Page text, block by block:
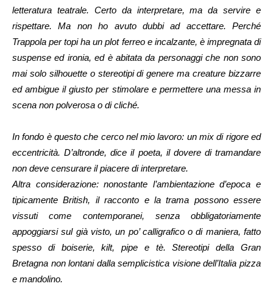
letteratura teatrale. Certo da interpretare, ma da servire e
rispettare. Ma non ho avuto dubbi ad accettare. Perché
Trappola per topi ha un plot ferreo e incalzante, è impregnata di
suspense ed ironia, ed è abitata da personaggi che non sono
mai solo silhouette o stereotipi di genere ma creature bizzarre
ed ambigue il giusto per stimolare e permettere una messa in
scena non polverosa o di cliché.
In fondo è questo che cerco nel mio lavoro: un mix di rigore ed
eccentricità. D’altronde, dice il poeta, il dovere di tramandare
non deve censurare il piacere di interpretare.
Altra considerazione: nonostante l’ambientazione d’epoca e
tipicamente British, il racconto e la trama possono essere
vissuti come contemporanei, senza obbligatoriamente
appoggiarsi sul già visto, un po’ calligrafico o di maniera, fatto
spesso di boiserie, kilt, pipe e tè. Stereotipi della Gran
Bretagna non lontani dalla semplicistica visione dell’Italia pizza
e mandolino.